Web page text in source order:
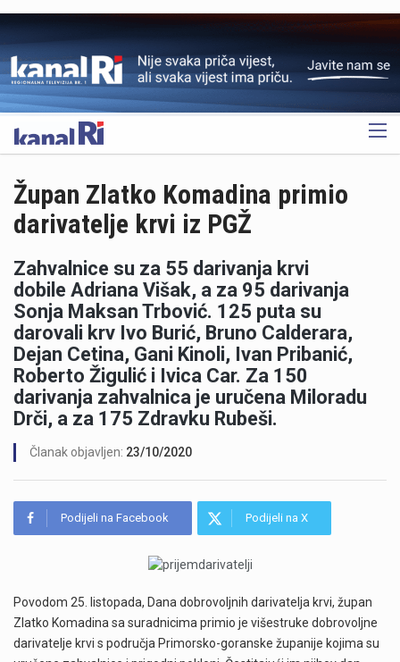
OGLAS
Župan Zlatko Komadina primio
darivatelje krvi iz PGŽ
Zahvalnice su za 55 darivanja krvi
dobile Adriana Višak, a za 95 darivanja
Sonja Maksan Trbović. 125 puta su
darovali krv Ivo Burić, Bruno Calderara,
Dejan Cetina, Gani Kinoli, Ivan Pribanić,
Roberto Žigulić i Ivica Car. Za 150
darivanja zahvalnica je uručena Miloradu
Drči, a za 175 Zdravku Rubeši.
Članak objavljen: 23/10/2020
Podijeli na Facebook Podijeli na X
Povodom 25. listopada, Dana dobrovoljnih darivatelja krvi, župan
Zlatko Komadina sa suradnicima primio je višestruke dobrovoljne
darivatelje krvi s područja Primorsko-goranske županije kojima su